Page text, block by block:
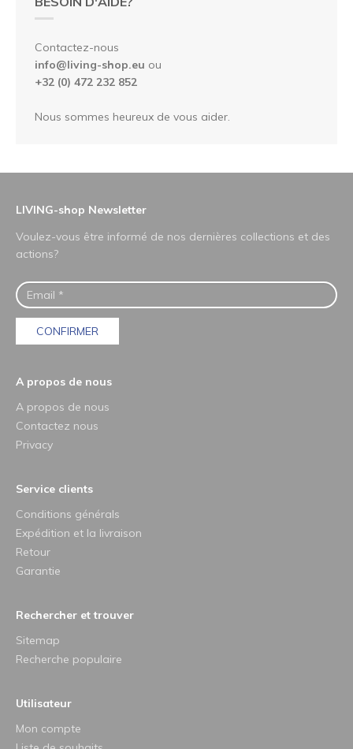
Contactez-nous
info@living-shop.eu ou
+32 (0) 472 232 852
Nous sommes heureux de vous aider.
LIVING-shop Newsletter
Voulez-vous être informé de nos dernières collections et des
actions?
CONFIRMER
A propos de nous
A propos de nous
Contactez nous
Privacy
Service clients
Conditions générals
Expédition et la livraison
Retour
Garantie
Rechercher et trouver
Sitemap
Recherche populaire
Utilisateur
Mon compte